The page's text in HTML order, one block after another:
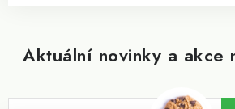
Aktuální novinky a akce